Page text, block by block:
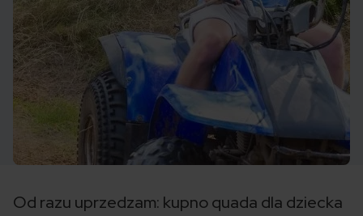
Od razu uprzedzam: kupno quada dla dziecka